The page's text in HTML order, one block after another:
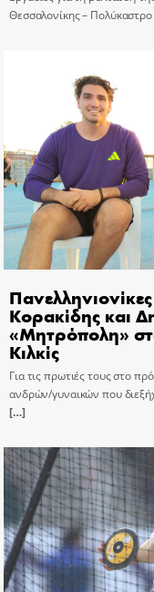
Θεσσαλονίκης –
Κορακίδης και
«Μητρόπολη»
Κιλκίς
Για τις πρωτιές τους στο
ανδρών/γυναικών που
[…]